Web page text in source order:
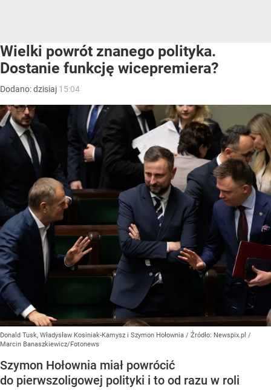
Wielki powrót znanego polityka.
Dostanie funkcję wicepremiera?
Dodano:dzisiaj 15:04
Donald Tusk, Władysław Kosiniak-Kamysz i Szymon Hołownia / Źródło: Newspix.pl /
Marcin Banaszkiewicz/Fotonews
Szymon Hołownia miał powrócić
do pierwszoligowej polityki i to od razu w roli